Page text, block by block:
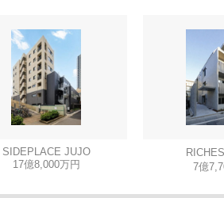
SIDEPLACE JUJO
17億8,000万円
7億